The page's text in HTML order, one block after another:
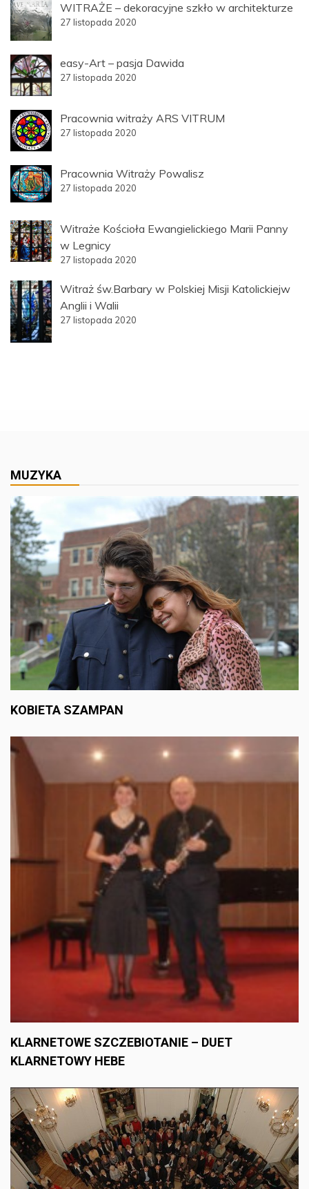
WITRAŻE – dekoracyjne szkło w architekturze
27 listopada 2020
easy-Art – pasja Dawida
27 listopada 2020
Pracownia witraży ARS VITRUM
27 listopada 2020
Pracownia Witraży Powalisz
27 listopada 2020
Witraże Kościoła Ewangielickiego Marii Panny
w Legnicy
27 listopada 2020
Witraż św.Barbary w Polskiej Misji Katolickiejw
Anglii i Walii
27 listopada 2020
MUZYKA
KOBIETA SZAMPAN
KLARNETOWE SZCZEBIOTANIE – DUET
KLARNETOWY HEBE